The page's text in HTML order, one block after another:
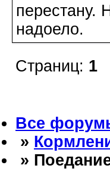
перестану.
надоело.
Страниц: 1
Все
»
»